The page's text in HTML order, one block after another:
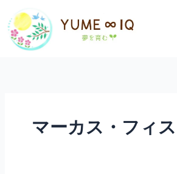
マーカス・フィ